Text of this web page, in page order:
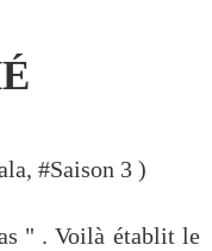
, #Saison 3 )
" . Voilà établit le